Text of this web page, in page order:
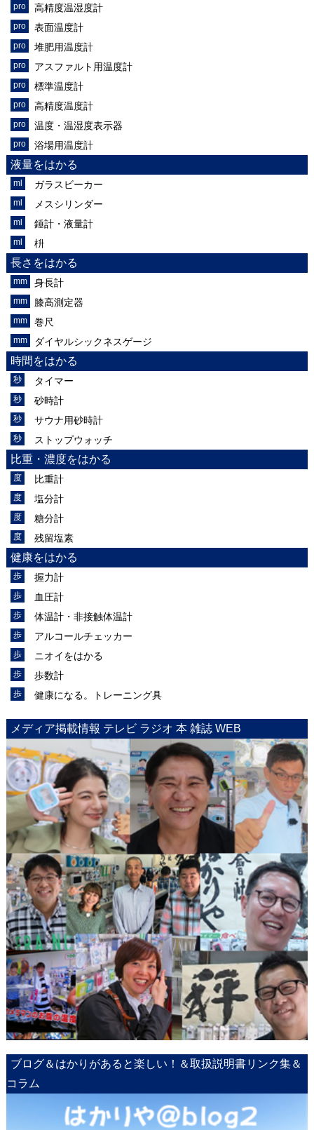
高精度温湿度計
表面温度計
堆肥用温度計
アスファルト用温度計
標準温度計
高精度温度計
温度・温湿度表示器
浴場用温度計
液量をはかる
ガラスビーカー
メスシリンダー
錘計・液量計
枡
長さをはかる
身長計
膝高測定器
巻尺
ダイヤルシックネスゲージ
時間をはかる
タイマー
砂時計
サウナ用砂時計
ストップウォッチ
比重・濃度をはかる
比重計
塩分計
糖分計
残留塩素
健康をはかる
握力計
血圧計
体温計・非接触体温計
アルコールチェッカー
ニオイをはかる
歩数計
健康になる。トレーニング具
メディア掲載情報 テレビ ラジオ 本 雑誌 WEB
ブログ＆はかりがあると楽しい！＆取扱説明書リンク集＆
コラム